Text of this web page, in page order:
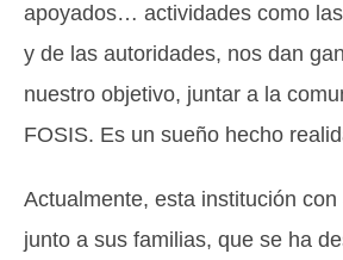
apoyados… actividades como
y de las autoridades, nos dan
nuestro objetivo, juntar a la
FOSIS. Es un sueño hecho
Actualmente, esta institución
junto a sus familias, que se ha